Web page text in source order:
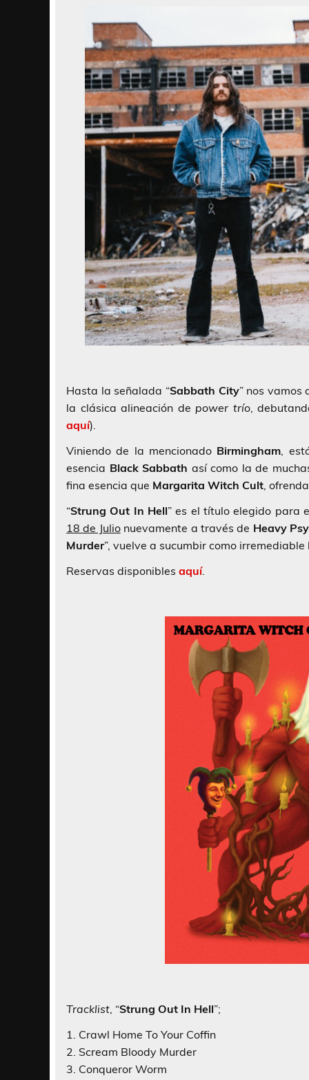
Hasta la señalada “Sabbath City” nos vamos
la clásica alineación de power trío,
aquí).
Viniendo de la mencionado Birmingham ,
esencia Black Sabbath así como la de
fina esencia que Margarita Witch Cult ,
“Strung Out In Hell” es el título elegido para
18 de Julionuevamente a través de Heavy
Murder”, vuelve a sucumbir como irremediable
Reservas disponibles aquí.
Tracklist , “Strung Out In Hell”;
1. Crawl Home To Your Coffin
2. Scream Bloody Murder
3. Conqueror Worm